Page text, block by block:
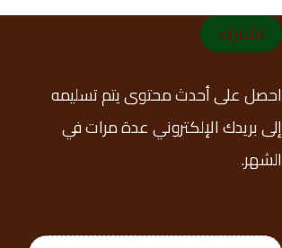
اشترك
احصل على أحدث محتوى يتم تسليمه
إلى بريدك الإلكتروني عدة مرات في
الشهر.